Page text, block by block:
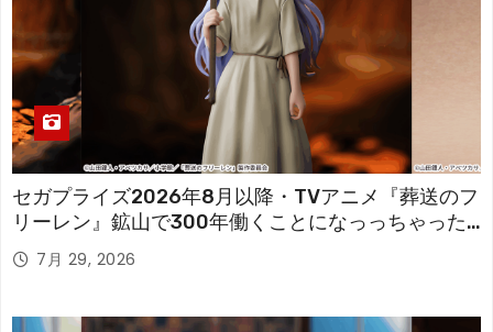
セガプライズ2026年8月以降・TVアニメ『葬送のフ
リーレン』鉱山で300年働くことになっっちゃった
「フリーレン」を立体化！
7月 29, 2026